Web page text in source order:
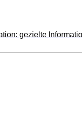
gezielte